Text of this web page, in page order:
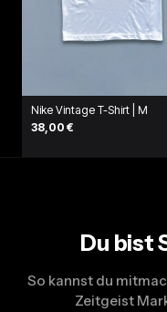
Nike Vintage T-Shirt | M
38,00 €
Du bist
So kannst du
Zeitgeist